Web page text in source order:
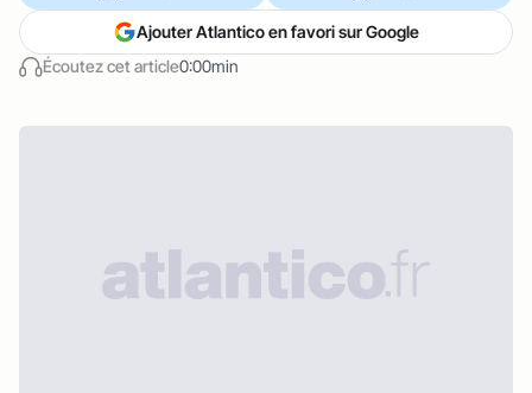
Écoutez cet article0:00min
Ajouter Atlantico en favori sur Google